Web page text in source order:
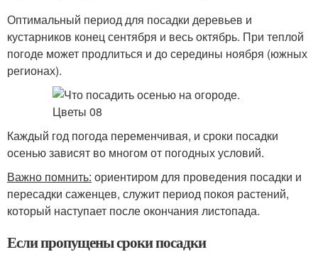
Оптимальный период для посадки деревьев и
кустарников конец сентября и весь октябрь. При теплой
погоде может продлиться и до середины ноября (южных
регионах).
Каждый год погода переменчивая, и сроки посадки
осенью зависят во многом от погодных условий.
Важно помнить: ориентиром для проведения посадки и
пересадки саженцев, служит период покоя растений,
который наступает после окончания листопада.
Если пропущены сроки посадки